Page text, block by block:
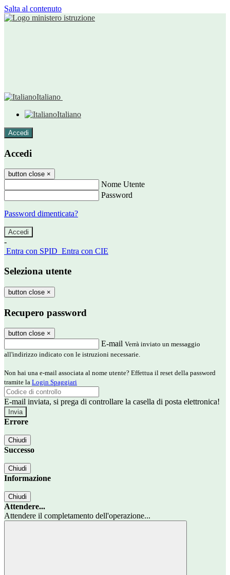
Salta al contenuto
Italiano
Italiano
Accedi
Accedi
button close ×
Nome Utente
Password
Password dimenticata?
-
Entra con SPID Entra con CIE
Seleziona utente
button close ×
Recupero password
button close ×
E-mail Verrà inviato un messaggio
all'indirizzo indicato con le istruzioni necessarie.
Non hai una e-mail associata al nome utente? Effettua il reset della password
tramite la Login Spaggiari
E-mail inviata, si prega di controllare la casella di posta elettronica!
Errore
Chiudi
Successo
Chiudi
Informazione
Chiudi
Attendere...
Attendere il completamento dell'operazione...